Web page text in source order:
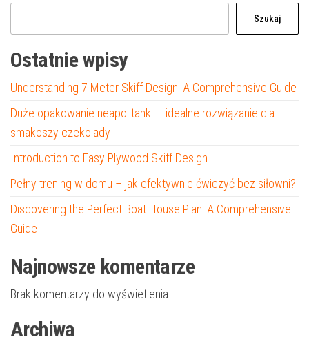
Szukaj
Ostatnie wpisy
Understanding 7 Meter Skiff Design: A Comprehensive Guide
Duże opakowanie neapolitanki – idealne rozwiązanie dla
smakoszy czekolady
Introduction to Easy Plywood Skiff Design
Pełny trening w domu – jak efektywnie ćwiczyć bez siłowni?
Discovering the Perfect Boat House Plan: A Comprehensive
Guide
Najnowsze komentarze
Brak komentarzy do wyświetlenia.
Archiwa